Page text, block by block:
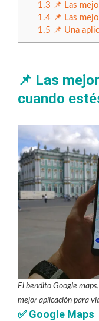
1.3 📌 Las
1.4📌 Las
1.5 📌 Una
📌 Las
cuando
El bendito Google
mejor aplicación para
✅Google Maps